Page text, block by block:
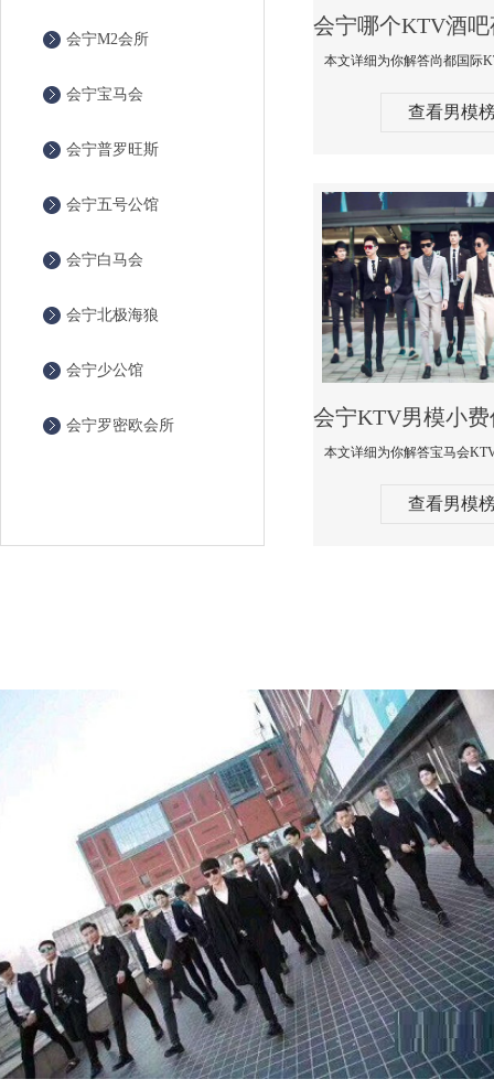
会宁M2会所
会宁宝马会
会宁普罗旺斯
会宁五号公馆
会宁白马会
会宁北极海狼
会宁少公馆
会宁罗密欧会所
查看男模
查看男模